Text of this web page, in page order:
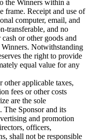
the Winners within a
frame. Receipt and use of
computer, email, and
transferable, and no
or other goods and
Winners. Notwithstanding
the right to provide
equal value for any
other applicable taxes,
fees or other costs
are the sole
The Sponsor and its
and promotion
officers,
shall not be responsible